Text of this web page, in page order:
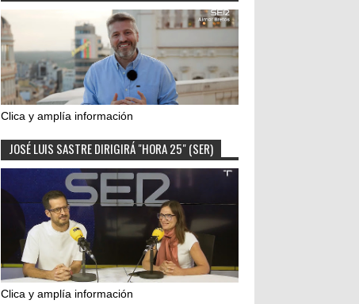
Clica y amplía información
JOSÉ LUIS SASTRE DIRIGIRÁ "HORA 25" (SER)
Clica y amplía información